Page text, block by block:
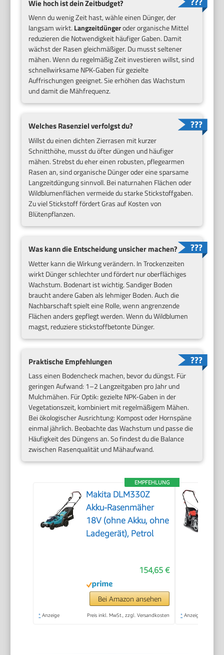
Wie hoch ist dein Zeitbudget?
Wenn du wenig Zeit hast, wähle einen Dünger, der
langsam wirkt. Langzeitdüngeroder organische Mittel
reduzieren die Notwendigkeit häufiger Gaben. Damit
wächst der Rasen gleichmäßiger. Du musst seltener
mähen. Wenn du regelmäßig Zeit investieren willst, sind
schnellwirksame NPK-Gaben für gezielte
Auffrischungen geeignet. Sie erhöhen das Wachstum
und damit die Mähfrequenz.
Welches Rasenziel verfolgst du?
Willst du einen dichten Zierrasen mit kurzer
Schnitthöhe, musst du öfter düngen und häufiger
mähen. Strebst du eher einen robusten, pflegearmen
Rasen an, sind organische Dünger oder eine sparsame
Langzeitdüngung sinnvoll. Bei naturnahen Flächen oder
Wildblumenflächen vermeide du starke Stickstoffgaben.
Zu viel Stickstoff fördert Gras auf Kosten von
Blütenpflanzen.
Was kann die Entscheidung unsicher machen?
Wetter kann die Wirkung verändern. In Trockenzeiten
wirkt Dünger schlechter und fördert nur oberflächiges
Wachstum. Bodenart ist wichtig. Sandiger Boden
braucht andere Gaben als lehmiger Boden. Auch die
Nachbarschaft spielt eine Rolle, wenn angrenzende
Flächen anders gepflegt werden. Wenn du Wildblumen
magst, reduziere stickstoffbetonte Dünger.
Praktische Empfehlungen
Lass einen Bodencheck machen, bevor du düngst. Für
geringen Aufwand: 1–2 Langzeitgaben pro Jahr und
Mulchmähen. Für Optik: gezielte NPK-Gaben in der
Vegetationszeit, kombiniert mit regelmäßigem Mähen.
Bei ökologischer Ausrichtung: Kompost oder Hornspäne
einmal jährlich. Beobachte das Wachstum und passe die
Häufigkeit des Düngens an. So findest du die Balance
zwischen Rasenqualität und Mähaufwand.
EMPFEHLUNG
Makita DLM330Z
Akku-Rasenmäher
18V (ohne Akku, ohne
Ladegerät), Petrol
154,65 €
Bei Amazon ansehen
* Anzeige Preis inkl. MwSt., zzgl. Versandkosten * Anzeige